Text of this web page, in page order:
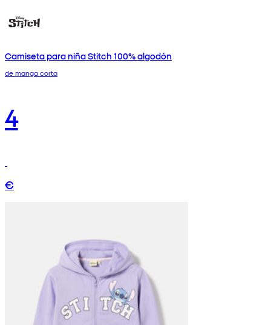
Camiseta para niña Stitch 100% algodón
de manga corta
4
€